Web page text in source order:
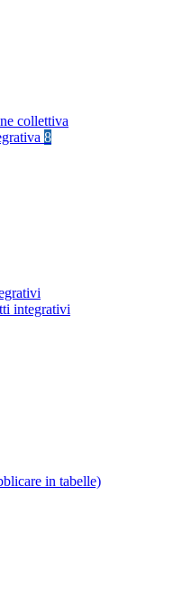
collettiva
8
integrativi
in tabelle)